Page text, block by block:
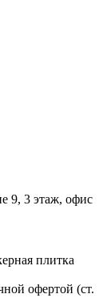
9, 3 этаж, офис
плитка
офертой (ст.